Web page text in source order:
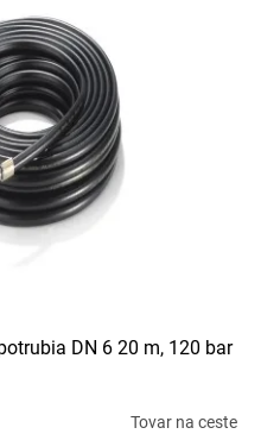
DN 6 20 m, 120 bar
Tovar na ceste